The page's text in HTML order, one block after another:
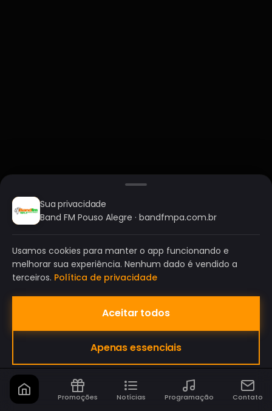
BAND FM POUSO ALEGRE
A SUA RÁDIO DO SEU JEITO!
Sua privacidade
Band FM Pouso Alegre · bandfmpa.com.br
Usamos cookies para manter o app funcionando e
melhorar sua experiência. Nenhum dado é vendido a
terceiros. Política de privacidade
Aceitar todos
Apenas essenciais
Promoções Notícias Programação Contato